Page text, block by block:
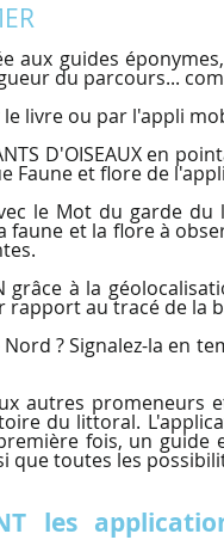
aux guides
du parcours...
le livre ou par l'appli
D'OISEAUX en
Faune et flore de
avec le Mot du
faune et la flore à
grâce à la
rapport au tracé de la
Nord ? Signalez-la en
autres promeneurs
du littoral.
fois, un
que toutes les
les